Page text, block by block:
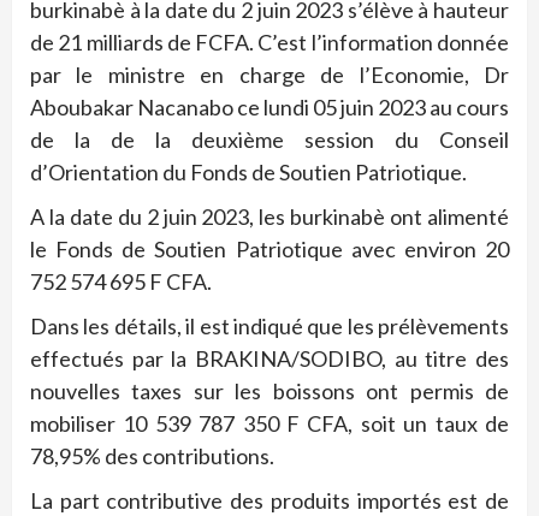
burkinabè à la date du 2 juin 2023 s’élève à hauteur
de 21 milliards de FCFA. C’est l’information donnée
par le ministre en charge de l’Economie, Dr
Aboubakar Nacanabo ce lundi 05 juin 2023 au cours
de la de la deuxième session du Conseil
d’Orientation du Fonds de Soutien Patriotique.
A la date du 2 juin 2023, les burkinabè ont alimenté
le Fonds de Soutien Patriotique avec environ 20
752 574 695 F CFA.
Dans les détails, il est indiqué que les prélèvements
effectués par la BRAKINA/SODIBO, au titre des
nouvelles taxes sur les boissons ont permis de
mobiliser 10 539 787 350 F CFA, soit un taux de
78,95% des contributions.
La part contributive des produits importés est de